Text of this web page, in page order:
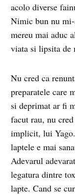
acolo diverse
Nimic bun nu
mereu mai aduc
viata si lipsita de
Nu cred ca
preparatele care
si deprimat ar fi
facut rau, nu
implicit, lui
laptele e mai
Adevarul
legatura dintre
lapte. Cand se